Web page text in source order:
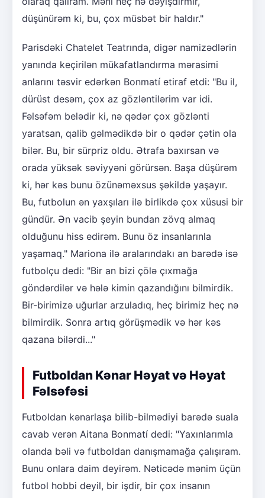
düşünürəm ki, bu, çox müsbət bir haldır."
Parisdəki Chatelet Teatrında, digər namizədlərin
yanında keçirilən mükafatlandırma mərasimi
anlarını təsvir edərkən Bonmatí etiraf etdi: "Bu il,
dürüst desəm, çox az gözləntilərim var idi.
Fəlsəfəm belədir ki, nə qədər çox gözlənti
yaratsan, qalib gəlmədikdə bir o qədər çətin ola
bilər. Bu, bir sürpriz oldu. Ətrafa baxırsan və
orada yüksək səviyyəni görürsən. Başa düşürəm
ki, hər kəs bunu özünəməxsus şəkildə yaşayır.
Bu, futbolun ən yaxşıları ilə birlikdə çox xüsusi bir
gündür. Ən vacib şeyin bundan zövq almaq
olduğunu hiss edirəm. Bunu öz insanlarınla
yaşamaq." Mariona ilə aralarındakı an barədə isə
futbolçu dedi: "Bir an bizi çölə çıxmağa
göndərdilər və hələ kimin qazandığını bilmirdik.
Bir-birimizə uğurlar arzuladıq, heç birimiz heç nə
bilmirdik. Sonra artıq görüşmədik və hər kəs
qazana bilərdi..."
Futboldan Kənar Həyat və Həyat
Fəlsəfəsi
Futboldan kənarlaşa bilib-bilmədiyi barədə suala
cavab verən Aitana Bonmatí dedi: "Yaxınlarımla
olanda bəli və futboldan danışmamağa çalışıram.
Bunu onlara daim deyirəm. Nəticədə mənim üçün
futbol hobbi deyil, bir işdir, bir çox insanın